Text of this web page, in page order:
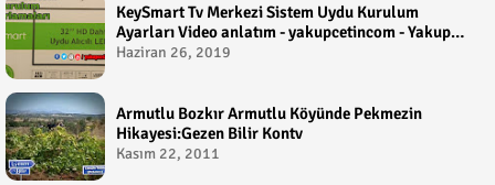
KeySmart Tv Merkezi Sistem Uydu Kurulum
Ayarları Video anlatım - yakupcetincom - Yakup
Çetin
Haziran 26, 2019
Armutlu Bozkır Armutlu Köyünde Pekmezin
Hikayesi:Gezen Bilir Kontv
Kasım 22, 2011